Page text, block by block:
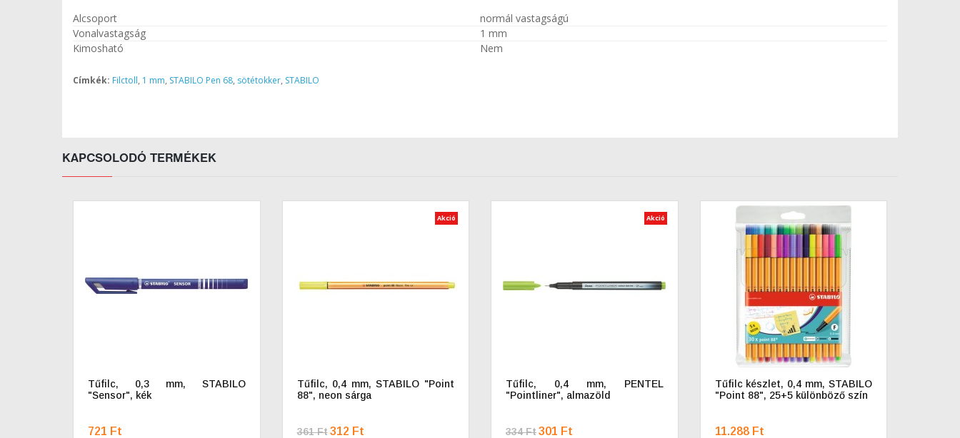
Alcsoport
normál vastagságú
Vonalvastagság
1 mm
Kimosható
Nem
Címkék: Filctoll, 1 mm, STABILO Pen 68, sötétokker, STABILO
KAPCSOLODÓ TERMÉKEK
Tűfilc, 0,3 mm, STABILO
"Sensor", kék
721 Ft
Akció
Tűfilc, 0,4 mm, STABILO "Point
88", neon sárga
361 Ft 312 Ft
Akció
Tűfilc, 0,4 mm, PENTEL
"Pointliner", almazöld
334 Ft301 Ft
Tűfilc készlet, 0,4 mm, STABILO
"Point 88", 25+5 különböző szín
11.288 Ft